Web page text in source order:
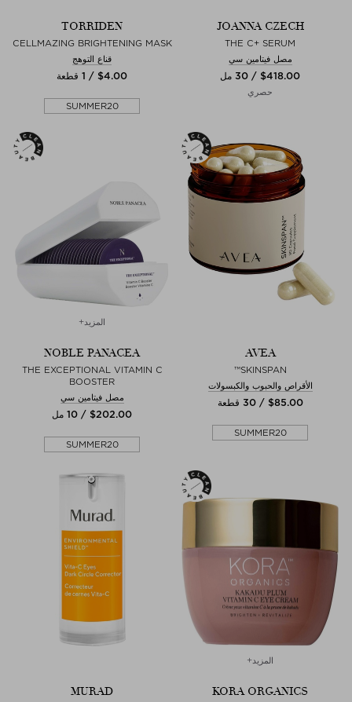
JOANNA CZECH
THE C+ SERUM
مصل فيتامين سي
$‌418.00 / 30 مل
حصري
TORRIDEN
CELLMAZING BRIGHTENING MASK
قناع التوهج
$‌4.00 / 1 قطعة
SUMMER20
AVEA
SKINSPAN™
الأقراص والحبوب والكبسولات
$‌85.00 / 30 قطعة
SUMMER20
المزيد+
NOBLE PANACEA
THE EXCEPTIONAL VITAMIN C
BOOSTER
مصل فيتامين سي
$‌202.00 / 10 مل
SUMMER20
المزيد+
KORA ORGANICS
MURAD